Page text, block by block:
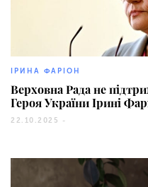
ІРИНА ФАРІОН
Верховна Рада не
Героя України Ірині
22.10.2025 -